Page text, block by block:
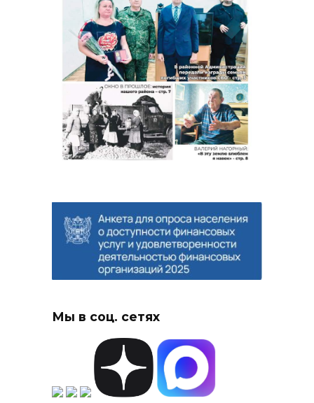
Мы в соц. сетях